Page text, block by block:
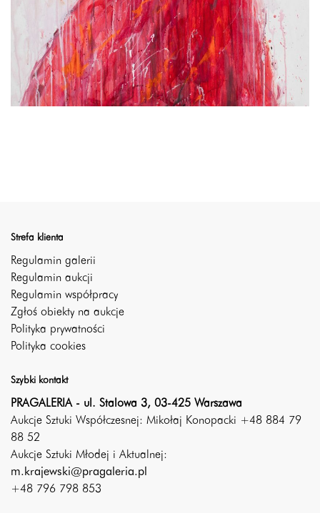
Strefa klienta
Regulamin galerii
Regulamin aukcji
Regulamin współpracy
Zgłoś obiekty na aukcje
Polityka prywatności
Polityka cookies
Szybki kontakt
PRAGALERIA - ul. Stalowa 3, 03-425 Warszawa
Aukcje Sztuki Współczesnej: Mikołaj Konopacki +48 884 79
88 52
Aukcje Sztuki Młodej i Aktualnej:
m.krajewski@pragaleria.pl
+48 796 798 853